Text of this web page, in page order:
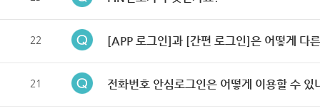
22 [APP 로그인]과 [간편 로그인]은 어떻게 다
21 전화번호 안심로그인은 어떻게 이용할 수 있